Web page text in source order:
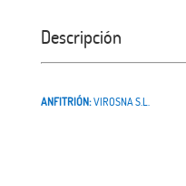
Descripción
ANFITRIÓN:VIROSNA S.L.